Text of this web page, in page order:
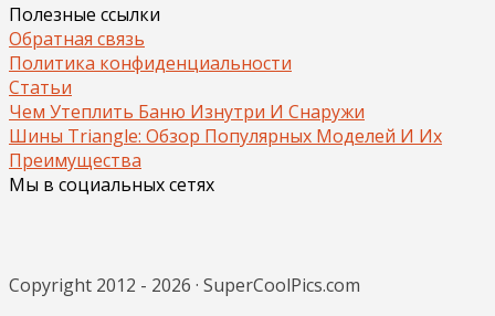
Полезные ссылки
Обратная связь
Политика конфиденциальности
Статьи
Чем Утеплить Баню Изнутри И Снаружи
Шины Triangle: Обзор Популярных Моделей И Их
Преимущества
Мы в социальных сетях
Copyright 2012 - 2026 · SuperCoolPics.com